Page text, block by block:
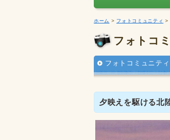
ホーム > フォトコミュニティ >
フォトコ
フォトコミュニテ
夕映えを駆ける北